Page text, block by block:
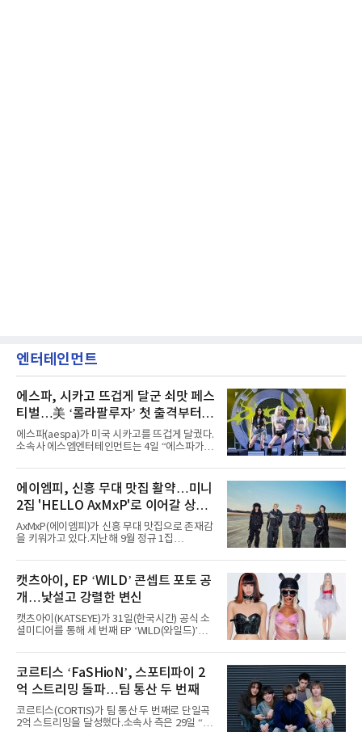
엔터테인먼트
에스파, 시카고 뜨겁게 달군 쇠맛 페스
티벌…美 ‘롤라팔루자’ 첫 출격부터
증명한 존재감
에스파(aespa)가 미국 시카고를 뜨겁게 달궜다.
소속사 에스엠엔터테인먼트는 4일 “에스파가
서 열린 ‘롤라팔루자 시카고’(Lollapalooza
Chicago)의 알리안츠 스테이지에 올랐다”며
“총 14곡으로 구성된 세트리스트를 선사, 데뷔 7
년 차다운 노련한 무대 매너와 파워풀한 에너지
로 현장의 분위기를 압도했다”고 밝혔다.1991
년 시작된 ‘롤라팔루자’는 8개 스테이지, 170여
팀의 아티스트와 40만 명 이상의 관객이 운집하
코르티스 등 K팝 스타들이 출연진 명단에 이름
을 올렸다.이날 에스파는
에이엠피, 신흥 무대 맛집 활약…미니
2집 'HELLO AxMxP'로 이어갈 상승
세
AxMxP(에이엠피)가 신흥 무대 맛집으로 존재감
을 키워가고 있다.지난해 9월 정규 1집
AxMxP는 데뷔 전부터 버스킹과 각종 페스티벌,
공연 무대에 오르며 실전 경험을 쌓아왔다.이들
은 소속사 패밀리 콘서트를 비롯해 '뷰티풀 민트
라이프 2025', '2025 부산국제록페스티벌' 등 대
형 무대에 잇달아 출연해 당찬 에너지와 풋풋한
매력으로 음악팬들의 눈도장을 찍었다.이후
AxMxP는 '카운트다운 판타지 2025-2026',
정적인 실력을 입증했고, 올해 '2026 어썸뮤직
페스티벌', '뷰티풀 민트 라이프 2026', '2026
캣츠아이, EP ‘WILD’ 콘셉트 포토 공
개…낯설고 강렬한 변신
캣츠아이(KATSEYE)가 31일(한국시간) 공식 소
셜미디어를 통해 세 번째 EP ‘WILD(와일드)’의
heart(와일드 하트)’라는 제목이 붙은 콘셉트 포
토에는 멤버들의 본능적이고 야성적인 면모가
강렬하게 담겼다. 짙은 아이섀도와 푸른빛·금빛·
붉은빛의 컬러 렌즈가 비현실적인 분위기를 자
아내고, 여러 원색이 불규칙하게 뒤섞인 멀티컬
러 헤어와 과감한 블루·블랙 립 메이크업이 낯설
고도 매혹적인 비주얼을 완성했다.스타일링 역
코르티스 ‘FaSHioN’, 스포티파이 2
억 스트리밍 돌파…팀 통산 두 번째
코르티스(CORTIS)가 팀 통산 두 번째로 단일곡
2억 스트리밍을 달성했다.소속사 측은 29일 “코